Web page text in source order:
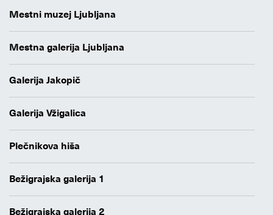
Mestni muzej Ljubljana
Mestna galerija Ljubljana
Galerija Jakopič
Galerija Vžigalica
Plečnikova hiša
Bežigrajska galerija 1
Bežigrajska galerija 2